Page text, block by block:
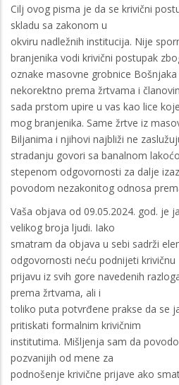
Cilj ovog pisma je da se krivični
skladu sa zakonom u
okviru nadležnih institucija. Nije
branjenika vodi krivični postupak
oznake masovne grobnice
nekorektno prema žrtvama i
sada prstom upire u vas kao lice
mog branjenika. Same žrtve iz
Biljanima i njihovi najbliži ne
stradanju govori sa banalnom
stepenom odgovornosti za dalje
povodom nezakonitog odnosa
Vaša objava od 09.05.2024. god. je
velikog broja ljudi. Iako
smatram da objava u sebi sadrži
odgovornosti neću podnijeti krivičnu
prijavu iz svih gore navedenih
prema žrtvama, ali i
toliko puta potvrđene prakse da se
pritiskati formalnim krivičnim
institutima. Mišljenja sam da
pozvanijih od mene za
podnošenje krivične prijave ako